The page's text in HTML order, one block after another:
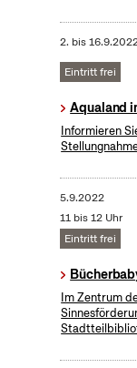
2. bis
Eintritt frei
Aqualand
Informieren
5.9.2022
11 bis 12 Uhr
Eintritt frei
Im Zentrum